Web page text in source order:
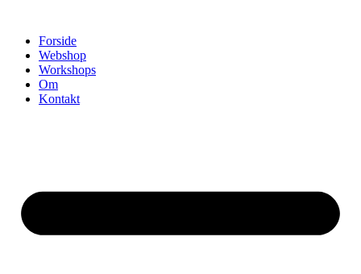
indholdForside
Webshop
Workshops
Om
Kontakt